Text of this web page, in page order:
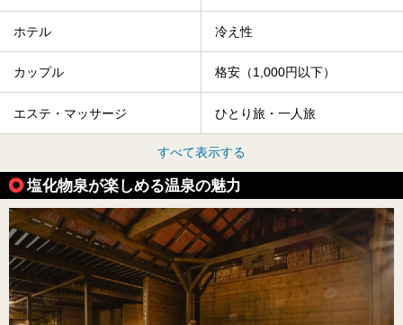
ホテル 冷え性
カップル 格安（1,000円以下）
エステ・マッサージ ひとり旅・一人旅
すべて表示する
塩化物泉が楽しめる温泉の魅力